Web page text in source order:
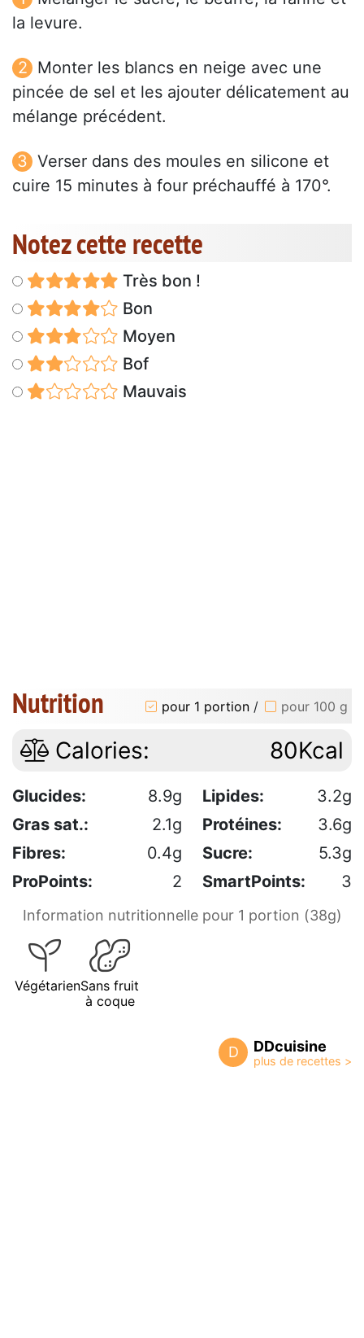
la levure.
Monter les blancs en neige avec une
pincée de sel et les ajouter délicatement au
mélange précédent.
Verser dans des moules en silicone et
cuire 15 minutes à four préchauffé à 170°.
Notez cette recette
Très bon !
Bon
Moyen
Bof
Mauvais
Nutrition pour 1 portion / pour 100 g
Calories: 80Kcal
Glucides: 8.9g Lipides:
3.2g
Gras sat.:
2.1g Protéines:
3.6g
Fibres:
0.4g Sucre:
5.3g
ProPoints:
2 SmartPoints: 3
Information nutritionnelle pour 1 portion (38g)
VégétarienSans fruit
à coque
D DDcuisine